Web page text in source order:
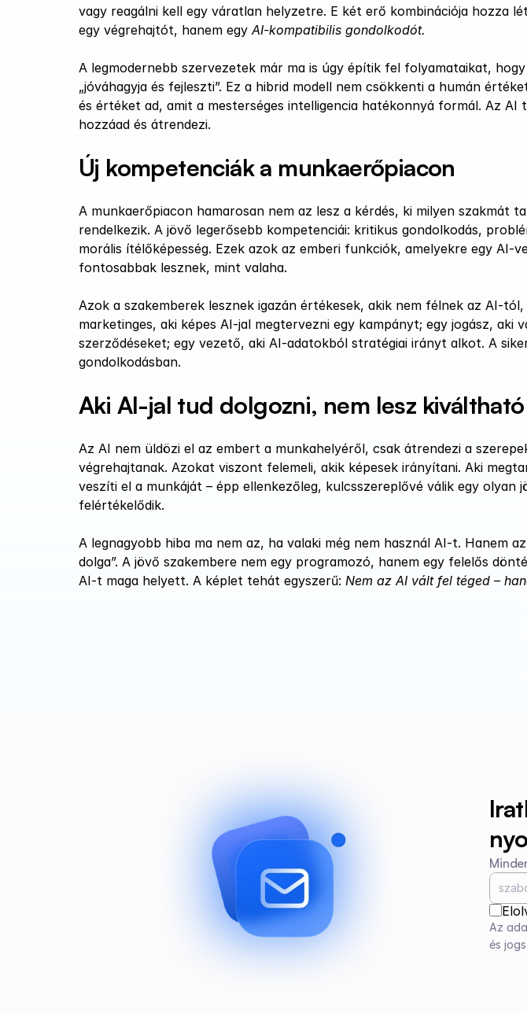
vagy reagálni kell egy váratlan helyzetre. E két erő kombinációja hozza
egy végrehajtót, hanem egy AI-kompatibilis gondolkodót.
A legmodernebb szervezetek már ma is úgy építik fel folyamataikat, hogy
„jóváhagyja és fejleszti”. Ez a hibrid modell nem csökkenti a humán
és értéket ad, amit a mesterséges intelligencia hatékonnyá formál. Az AI
hozzáad és átrendezi.
Új kompetenciák a munkaerőpiacon
A munkaerőpiacon hamarosan nem az lesz a kérdés, ki milyen szakmát
rendelkezik. A jövő legerősebb kompetenciái: kritikus gondolkodás,
morális ítélőképesség. Ezek azok az emberi funkciók, amelyekre egy AI-
fontosabbak lesznek, mint valaha.
Azok a szakemberek lesznek igazán értékesek, akik nem félnek az AI-
marketinges, aki képes AI-jal megtervezni egy kampányt; egy jogász, aki
szerződéseket; egy vezető, aki AI-adatokból stratégiai irányt alkot. A
gondolkodásban.
Aki AI-jal tud dolgozni, nem lesz kiváltható
Az AI nem üldözi el az embert a munkahelyéről, csak átrendezi a
végrehajtanak. Azokat viszont felemeli, akik képesek irányítani. Aki
veszíti el a munkáját – épp ellenkezőleg, kulcsszereplővé válik egy olyan
felértékelődik.
A legnagyobb hiba ma nem az, ha valaki még nem használ AI-t. Hanem
dolga”. A jövő szakembere nem egy programozó, hanem egy felelős
AI-t maga helyett. A képlet tehát egyszerű: Nem az AI vált fel téged –
Az
és